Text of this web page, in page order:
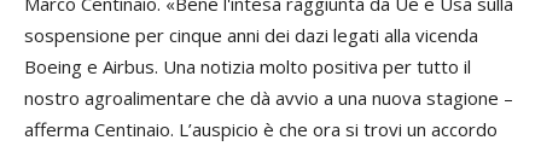
sospensione per cinque anni dei dazi legati alla vicenda
Boeing e Airbus. Una notizia molto positiva per tutto il
nostro agroalimentare che dà avvio a una nuova stagione –
afferma Centinaio. L’auspicio è che ora si trovi un accordo